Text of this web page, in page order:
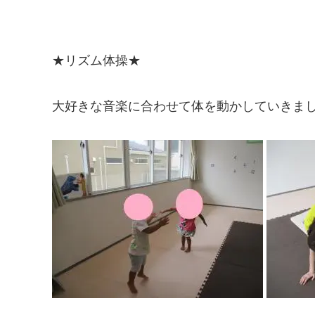
★リズム体操★
大好きな音楽に合わせて体を動かしていきま